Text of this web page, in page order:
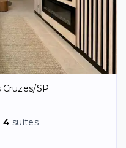
Cruzes/SP
4 suítes